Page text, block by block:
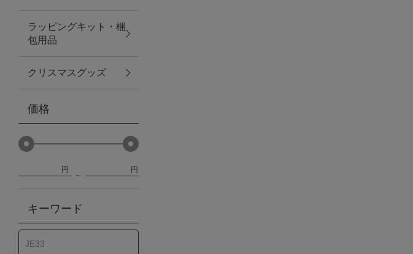
紅茶・フード
防災グッズ・非常食
トレーニング
ヴィンテージ
ラッピングキット・梱
包用品
クリスマスグッズ
価格
円 円
キーワード